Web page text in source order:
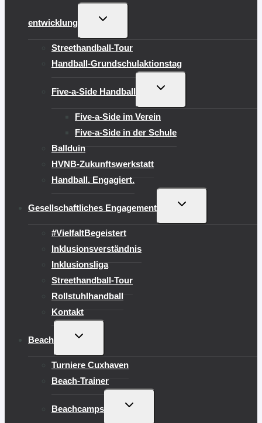
entwicklung
UNTERMENÜ
Streethandball-Tour
Handball-Grundschulaktionstag
Five-a-Side Handball
UNTERMENÜ
Five-a-Side im Verein
Five-a-Side in der Schule
Ballduin
HVNB-Zukunftswerkstatt
Handball. Engagiert.
Gesellschaftliches Engagement
UNTERMENÜ
#VielfaltBegeistert
Inklusionsverständnis
Inklusionsliga
Streethandball-Tour
Rollstuhlhandball
Kontakt
Beach
UNTERMENÜ
Turniere Cuxhaven
Beach-Trainer
Beachcamps
UNTERMENÜ